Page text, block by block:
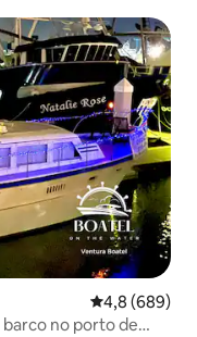
4,8 de uma
4,8 (689)
no porto de